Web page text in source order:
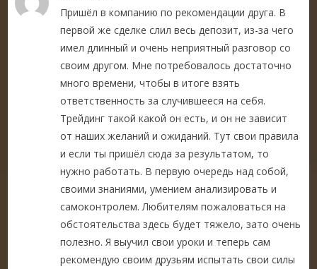
Пришёл в компанию по рекомендации друга. В
первой же сделке слил весь депозит, из-за чего
имел длинный и очень неприятный разговор со
своим другом. Мне потребовалось достаточно
много времени, чтобы в итоге взять
ответственность за случившееся на себя.
Трейдинг такой какой он есть, и он не зависит
от наших желаний и ожиданий. Тут свои правила
и если ты пришёл сюда за результатом, то
нужно работать. В первую очередь над собой,
своими знаниями, умением анализировать и
самоконтролем. Любителям пожаловаться на
обстоятельства здесь будет тяжело, зато очень
полезно. Я выучил свои уроки и теперь сам
рекомендую своим друзьям испытать свои силы